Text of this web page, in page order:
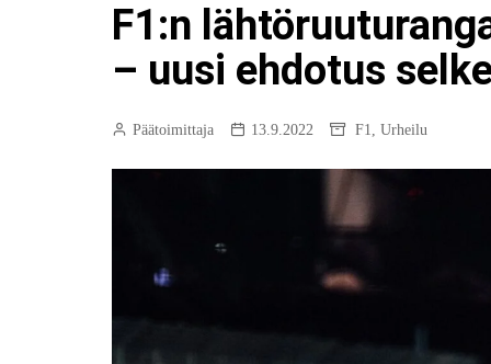
F1:n
– uusi ehdotus
Päätoimittaja 13.9.2022 F1, Urheilu